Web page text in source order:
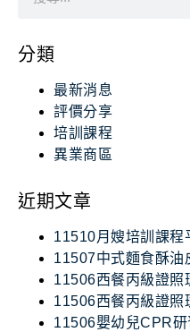
分類
最新消息
評價分享
培訓課程
異業商區
近期文章
11510月嫂培訓課程
11507中式麵食酥油
11506西餐丙級證照
11506西餐丙級證照
11506嬰幼兒CPR研